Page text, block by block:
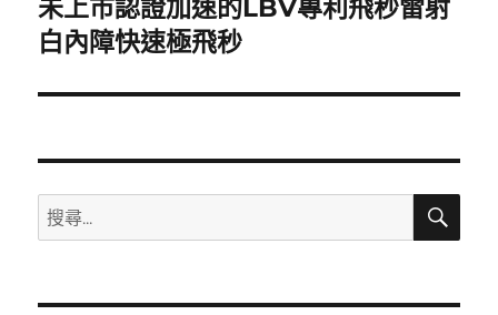
下
一
文
未上市認證加速的LBV專利飛秒雷射
白內障快速極飛秒
搜
尋
鍵
搜